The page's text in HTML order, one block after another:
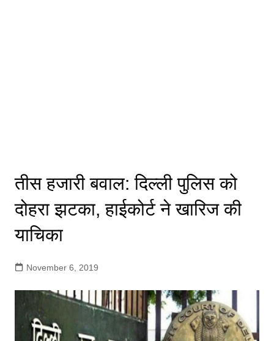
तीस हजारी बवाल: दिल्ली पुलिस को
दोहरा झटका, हाईकोर्ट ने खारिज की
याचिका
November 6, 2019